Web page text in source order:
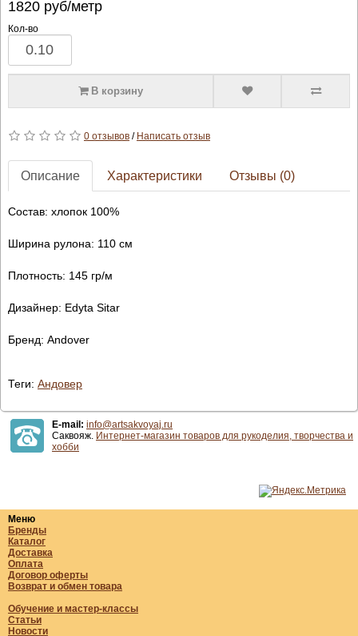
1820руб/метр
Кол-во
В корзину
0 отзывов/ Написать отзыв
Описание Характеристики Отзывы (0)
Состав: хлопок 100%
Ширина рулона: 110 см
Плотность: 145 гр/м
Дизайнер: Edyta Sitar
Бренд: Andover
Теги: Андовер
E-mail: info@artsakvoyaj.ru
Саквояж. Интернет-магазин товаров для рукоделия, творчества и
хобби
Меню
Бренды
Каталог
Доставка
Оплата
Договор оферты
Возврат и обмен товара
Обучение и мастер-классы
Статьи
Новости